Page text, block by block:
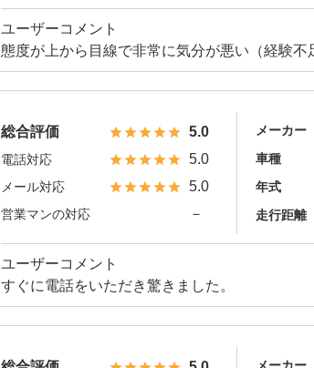
ユーザーコメント
態度が上から目線で非常に気分が悪い（経験不
総合評価 5.0
電話対応 5.0
メール対応 5.0
営業マンの対応 －
メーカー
車種
年式
走行距離
ユーザーコメント
すぐに電話をいただき驚きました。